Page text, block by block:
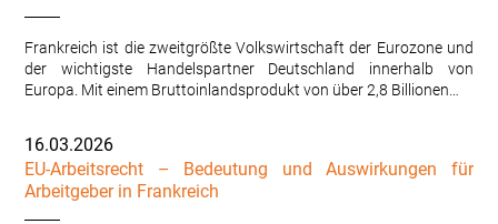
Frankreich ist die zweitgrößte Volkswirtschaft der Eurozone und
der wichtigste Handelspartner Deutschland innerhalb von
Europa. Mit einem Bruttoinlandsprodukt von über 2,8 Billionen…
16.03.2026
EU-Arbeitsrecht – Bedeutung und Auswirkungen für
Arbeitgeber in Frankreich